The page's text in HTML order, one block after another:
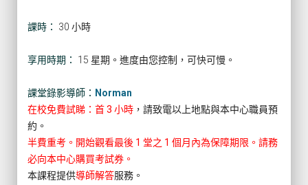
課時： 30 小時
享用時期： 15 星期。進度由您控制，可快可慢。
課堂錄影導師： Norman
在校免費試睇：首 3 小時 ，請致電以上地點與本中心職員預
約。
半費重考。開始觀看最後 1 堂之 1 個月內為保障期限。請務
必向本中心購買考試券。
本課程提供導師解答服務。